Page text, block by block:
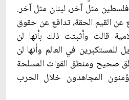
مثل آخر، لبنان مثل آخر.
عن القيم الحقة، تدافع عن حقوق
قالت وأثبتت ذلك بأنها لن
للمستكبرين في العالم وأنها لن
صحيح ومنطق القوات المسلحة
المجاهدون خلال الحرب